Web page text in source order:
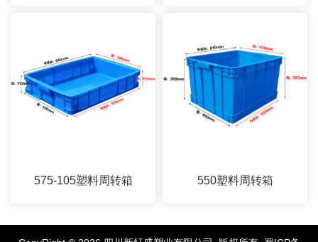
575-105塑料周转箱 550塑料周转箱